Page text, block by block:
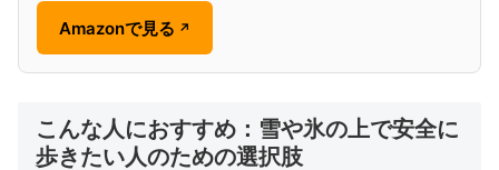
Amazonで見る ↗
こんな人におすすめ：雪や氷の上で安全に
歩きたい人のための選択肢